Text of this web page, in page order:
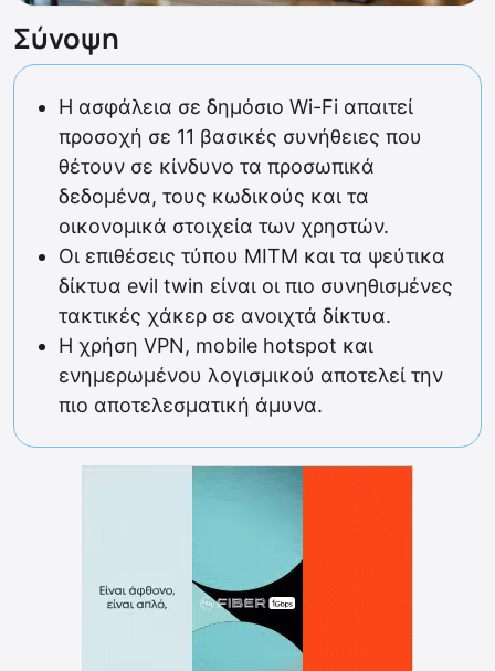
Σύνοψη
Η ασφάλεια σε δημόσιο Wi-Fi απαιτεί
προσοχή σε 11 βασικές συνήθειες που
θέτουν σε κίνδυνο τα προσωπικά
δεδομένα, τους κωδικούς και τα
οικονομικά στοιχεία των χρηστών.
Οι επιθέσεις τύπου MITM και τα ψεύτικα
δίκτυα evil twin είναι οι πιο συνηθισμένες
τακτικές χάκερ σε ανοιχτά δίκτυα.
Η χρήση VPN, mobile hotspot και
ενημερωμένου λογισμικού αποτελεί την
πιο αποτελεσματική άμυνα.